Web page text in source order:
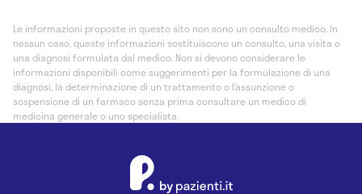
Le informazioni proposte in questo sito non sono un consulto medico. In
nessun caso, queste informazioni sostituiscono un consulto, una visita o
una diagnosi formulata dal medico. Non si devono considerare le
informazioni disponibili come suggerimenti per la formulazione di una
diagnosi, la determinazione di un trattamento o l’assunzione o
sospensione di un farmaco senza prima consultare un medico di
medicina generale o uno specialista.